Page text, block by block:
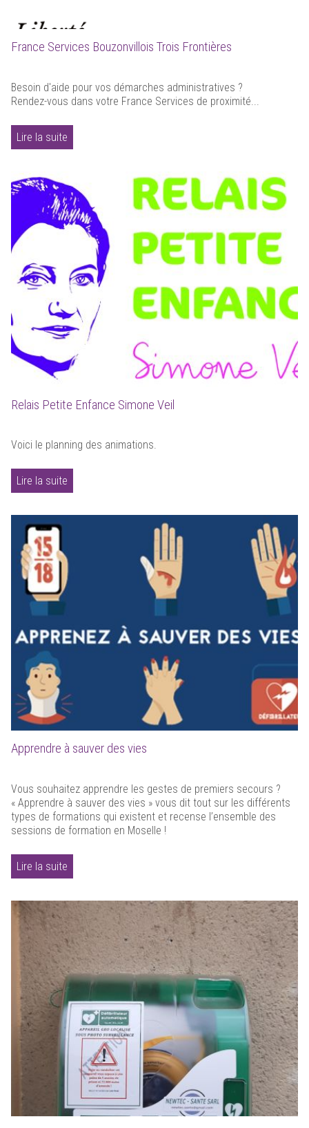
France Services Bouzonvillois Trois Frontières
Besoin d'aide pour vos démarches administratives ?
Rendez-vous dans votre France Services de proximité...
Lire la suite
Relais Petite Enfance Simone Veil
Voici le planning des animations.
Lire la suite
Apprendre à sauver des vies
Vous souhaitez apprendre les gestes de premiers secours ?
« Apprendre à sauver des vies » vous dit tout sur les différents
types de formations qui existent et recense l’ensemble des
sessions de formation en Moselle !
Lire la suite